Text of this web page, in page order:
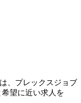
、プレックスジョブ
望に近い求人を